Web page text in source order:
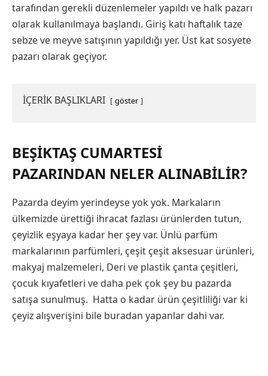
tarafından gerekli düzenlemeler yapıldı ve halk pazarı
olarak kullanılmaya başlandı. Giriş katı haftalık taze
sebze ve meyve satışının yapıldığı yer. Üst kat sosyete
pazarı olarak geçiyor.
İÇERİK BAŞLIKLARI göster
BEŞIKTAŞ CUMARTESI
PAZARINDAN NELER ALINABILIR?
Pazarda deyim yerindeyse yok yok. Markaların
ülkemizde ürettiği ihracat fazlası ürünlerden tutun,
çeyizlik eşyaya kadar her şey var. Ünlü parfüm
markalarının parfümleri, çeşit çeşit aksesuar ürünleri,
makyaj malzemeleri, Deri ve plastik çanta çeşitleri,
çocuk kıyafetleri ve daha pek çok şey bu pazarda
satışa sunulmuş. Hatta o kadar ürün çeşitliliği var ki
çeyiz alışverişini bile buradan yapanlar dahi var.